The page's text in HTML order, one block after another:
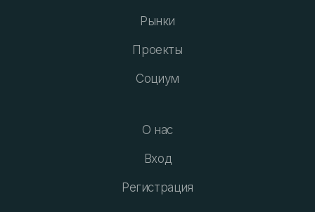
Рынки
Проекты
Социум
О нас
Вход
Регистрация